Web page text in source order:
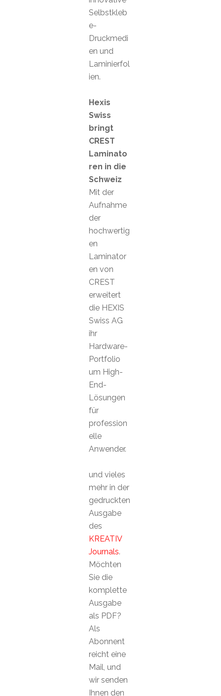
Selbstkleb
e-
Druckmedi
en und
Laminierfol
ien.
Hexis
Swiss
bringt
CREST
Laminato
ren in die
Schweiz
Mit der
Aufnahme
der
hochwertig
en
Laminator
en von
CREST
erweitert
die HEXIS
Swiss AG
ihr
Hardware-
Portfolio
um High-
End-
Lösungen
für
profession
elle
Anwender.
und vieles
mehr in der
gedruckten
Ausgabe
des
KREATIV
Journals.
Möchten
Sie die
komplette
Ausgabe
als PDF?
Als
Abonnent
reicht eine
Mail, und
wir senden
Ihnen den